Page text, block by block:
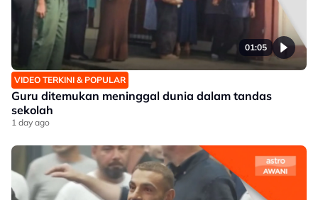
01:05
VIDEO TERKINI & POPULAR
Guru ditemukan meninggal dunia dalam tandas
sekolah
1 day ago